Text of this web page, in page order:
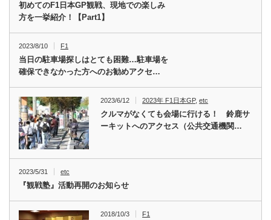
初めてのF1日本GP観戦、現地での楽しみ
方を一挙紹介！【Part1】
2023/8/10 F1
当日の駐車場探しはとても困難…駐車場を
確保できなかった方へのお勧めアクセ…
2023/6/12 2023年 F1日本GP,etc
クルマがなくても会場に行ける！ 鈴鹿サ
ーキットへのアクセス（公共交通機関…
2023/5/31 etc
『観戦塾』活動再開のお知らせ
2018/10/3 F1